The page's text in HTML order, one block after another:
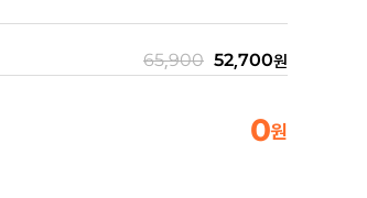
65,900 52,700원
0원